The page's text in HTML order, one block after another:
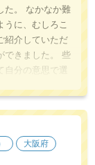
た。 なかなか難
うに、むしろこ
紹介していただ
できました。 些
自分の意思で選
大阪府